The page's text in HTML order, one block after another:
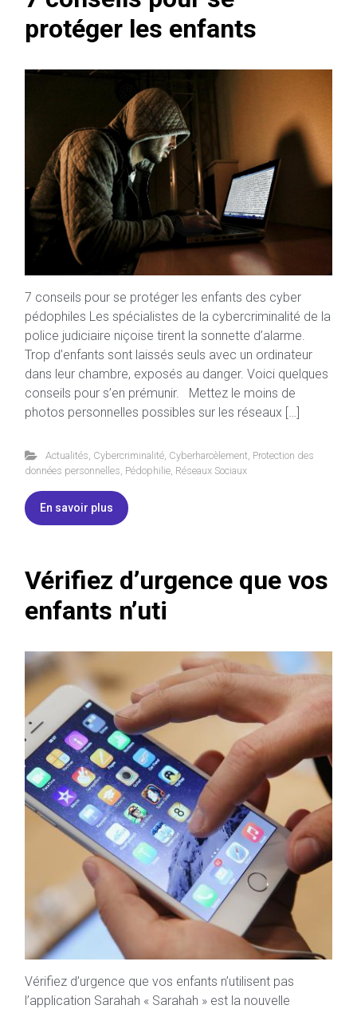
protéger les enfants
7 conseils pour se protéger les enfants des cyber
pédophiles Les spécialistes de la cybercriminalité de la
police judiciaire niçoise tirent la sonnette d’alarme.
Trop d’enfants sont laissés seuls avec un ordinateur
dans leur chambre, exposés au danger. Voici quelques
conseils pour s’en prémunir. Mettez le moins de
photos personnelles possibles sur les réseaux […]
Actualités Cybercriminalité, Cyberharcèlement Protection des
données personnelles Pédophilie Réseaux Sociaux
En savoir plus
Vérifiez d’urgence que vos
enfants n’uti
Vérifiez d’urgence que vos enfants n’utilisent pas
l’application Sarahah « Sarahah » est la nouvelle